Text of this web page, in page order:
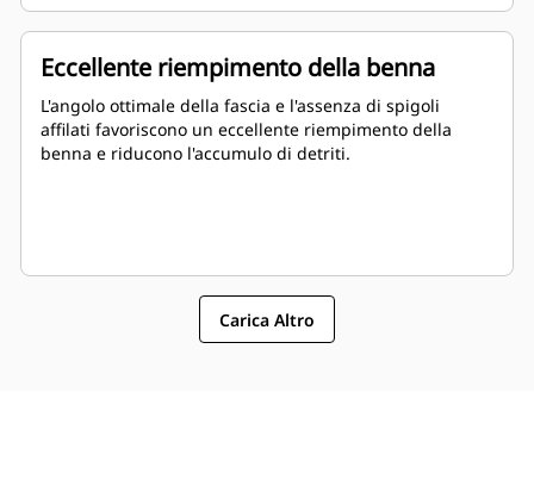
Eccellente riempimento della benna
L'angolo ottimale della fascia e l'assenza di spigoli
affilati favoriscono un eccellente riempimento della
benna e riducono l'accumulo di detriti.
Carica Altro